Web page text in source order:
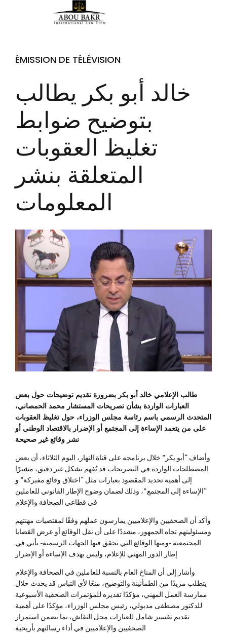
ÉMISSION DE TÉLÉVISION
خالد أبو بكر يطالب
بتوضيح ضوابط
تغليظ العقوبات
المتعلقة بنشر
المعلومات
طالب الإعلامي خالد أبو بكر بضرورة تقديم توضيحات حول بعض
العبارات الواردة بشأن تصريحات المستشار محمد الحمصاني،
المتحدث الرسمي باسم رئاسة مجلس الوزراء، حول تغليظ العقوبات
على من يتعمد الإساءة إلى المجتمع أو الإضرار بالاقتصاد الوطني أو
نشر وقائع غير صحيحة
وأضاف “أبو بكر” خلال برنامجه على قناة النهار، اليوم الثلاثاء، أن بعض
المصطلحات الواردة في التصريحات قد تُفهم بشكل غير دقيق، مشيرًا
إلى أهمية تحديد المقصود بعبارات مثل “اختلاق وقائع مفبركة” و
“الإساءة إلى المجتمع”، وذلك لضمان وضوح الإطار القانوني للعاملين
في قطاعي الصحافة والإعلام
وأكد أن الصحفيين والإعلاميين يمارسون عملهم وفقًا لمقتضيات مهنتهم
ومسئوليتهم تجاه الجمهور، مشددًا على أن نقل الوقائع أو عرض القضايا
المجتمعية -ومنها الوقائع التي تحقق فيها الجهات الرسمية- يأتي في
إطار الدور المهني للإعلام، وليس بهدف الإساءة أو الإضرار
وأشار إلى أن المناخ العام بالنسبة للعاملين في الصحافة والإعلام
يتطلب مزيدًا من الطمأنينة والتوضيح، منعًا لأي التباس قد يحدث خلال
ممارسة العمل المهني، مؤكدًا تقديره للمؤتمرات الصحفية الأسبوعية
للدكتور مصطفى مدبولي، رئيس مجلس الوزراء، مؤكدًا على أهمية
تقديم تفسير شامل للعبارات محل النقاش، بما يضمن استمرار
الصحفيين والإعلاميين في أداء رسالتهم بأريحية